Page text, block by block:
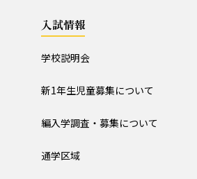
富浦寮
入試情報
学校説明会
新1年生児童募集について
編入学調査・募集について
通学区域